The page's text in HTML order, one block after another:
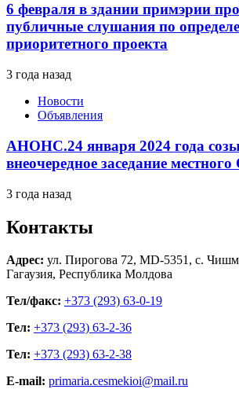
6 февраля в здании примэрии
публичные слушания по
приоритетного проекта
3 года назад
Новости
Объявления
АНОНС.24 января 2024 года
внеочередное заседание местного
3 года назад
Контакты
Адрес: ул. Пирогова 72, MD-5351, с.
Гагаузия, Республика Молдова
Тел/факс: +373 (293) 63-0-19
Тел: +373 (293) 63-2-36
Тел: +373 (293) 63-2-38
E-mail: primaria.cesmekioi@mail.ru